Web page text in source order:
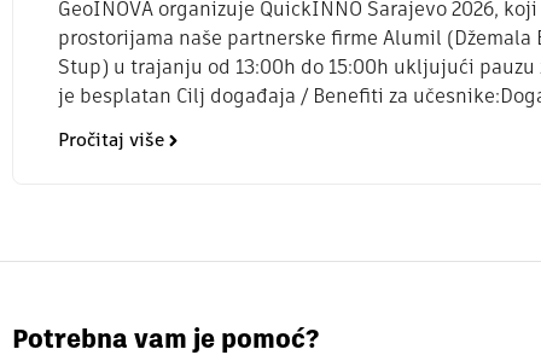
GeoINOVA organizuje QuickINNO Sarajevo 2026,
prostorijama naše partnerske firme Alumil (Džemala
Stup) u trajanju od 13:00h do 15:00h ukljujući
je besplatan Cilj događaja / Benefiti za
Pročitaj više
Potrebna vam je pomoć?